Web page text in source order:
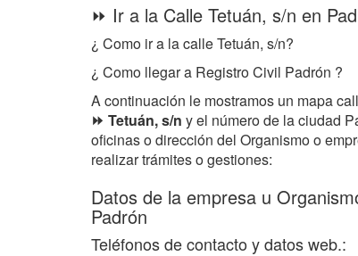
⏩ Ir a la Calle Tetuán, s/n en
¿ Como ir a la calle Tetuán, s/n?
¿ Como llegar a Registro Civil Padrón ?
A continuación le mostramos un mapa
⏩ Tetuán, s/n y el número de la ciudad
oficinas o dirección del Organismo o
realizar trámites o gestiones:
Datos de la empresa u
Padrón
Teléfonos de contacto y datos web.: